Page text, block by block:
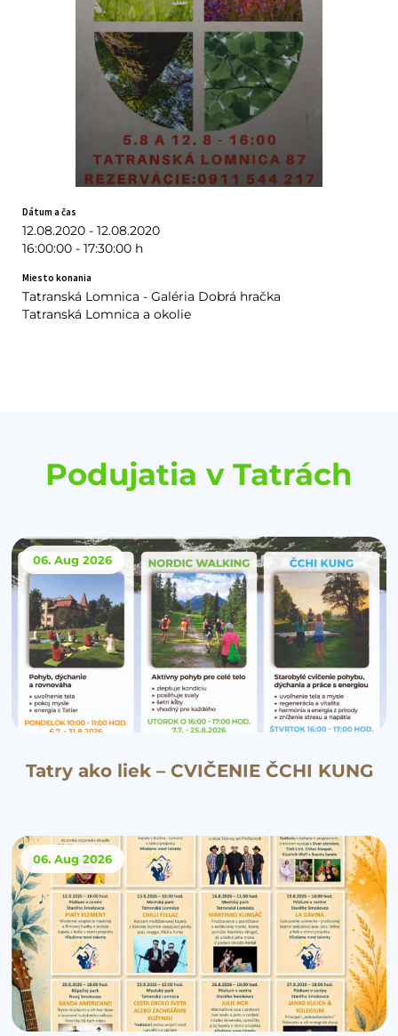
Dátum a čas
12.08.2020 - 12.08.2020
16:00:00 - 17:30:00 h
Miesto konania
Tatranská Lomnica - Galéria Dobrá hračka
Tatranská Lomnica a okolie
Podujatia v Tatrách
06. Aug 2026
Tatry ako liek – CVIČENIE ČCHI KUNG
06. Aug 2026